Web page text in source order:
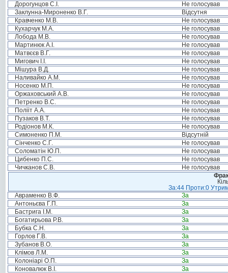
Дорогунцов С.І.
Не голосував
Заклунна-Мироненко В.Г.
Відсутня
Кравченко М.В.
Не голосував
Кухарчук М.А.
Не голосував
Лобода М.В.
Не голосував
Мартинюк А.І.
Не голосував
Матвєєв В.Г.
Не голосував
Мигович І.І.
Не голосував
Мішура В.Д.
Не голосував
Наливайко А.М.
Не голосував
Носенко М.П.
Не голосував
Оржаховський А.В.
Не голосував
Петренко В.С.
Не голосував
Полііт А.А.
Не голосував
Пузаков В.Т.
Не голосував
Родіонов М.К.
Не голосував
Симоненко П.М.
Відсутній
Сінченко С.Г.
Не голосував
Соломатін Ю.П.
Не голосував
Цибенко П.С.
Не голосував
Чичканов С.В.
Не голосував
За:44 Проти:0
Авраменко В.Ф.
За
Антоньєва Г.П.
За
Бастрига І.М.
За
Богатирьова Р.В.
За
Бубка С.Н.
За
Горлов Г.В.
За
Зубанов В.О.
За
Клімов Л.М.
За
Колоніарі О.П.
За
Коновалюк В.І.
За